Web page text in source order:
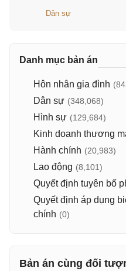
Dân sự
Danh mục bản án
Hôn nhân gia đình
Dân sự (348,068)
Hình sự (129,684)
Kinh doanh thương
Hành chính (20,983)
Lao động (8,101)
Quyết định tuyên bố
Quyết định áp dụng
chính (0)
Bản án cùng đối